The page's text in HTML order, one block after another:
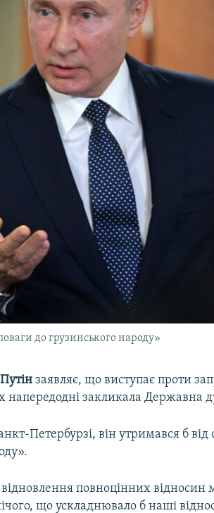
до грузинського народу»
заявляє, що виступає проти
напередодні закликала Державна
Петербурзі, він утримався б від
повноцінних відносин
що ускладнювало б наші